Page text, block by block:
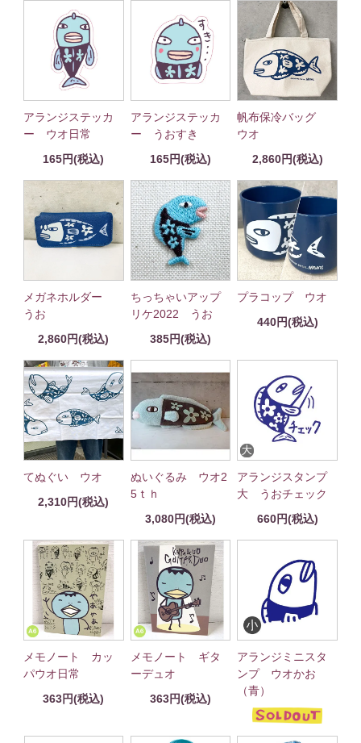
アランジステッカ
ー ウオ日常
165円(税込)
アランジステッカ
ー うおすき
165円(税込)
帆布保冷バッグ
ウオ
2,860円(税込)
メガネホルダー
うお
2,860円(税込)
ちっちゃいアップ
リケ2022 うお
385円(税込)
プラコップ ウオ
440円(税込)
てぬぐい ウオ
2,310円(税込)
ぬいぐるみ ウオ2
5ｔｈ
3,080円(税込)
アランジスタンプ
大 うおチェック
660円(税込)
メモノート カッ
パウオ日常
363円(税込)
メモノート ギタ
ーデュオ
363円(税込)
アランジミニスタ
ンプ ウオかお
（青）